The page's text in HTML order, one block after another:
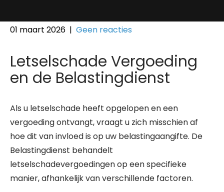
01 maart 2026 | Geen reacties
Letselschade Vergoeding
en de Belastingdienst
Als u letselschade heeft opgelopen en een
vergoeding ontvangt, vraagt u zich misschien af
hoe dit van invloed is op uw belastingaangifte. De
Belastingdienst behandelt
letselschadevergoedingen op een specifieke
manier, afhankelijk van verschillende factoren.